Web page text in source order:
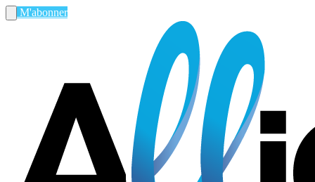
M'abonner